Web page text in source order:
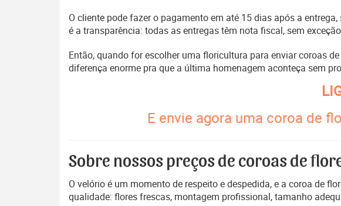
O cliente pode fazer o pagamento em até 15 dias após a
é a transparência: todas as entregas têm nota fiscal, sem
Então, quando for escolher uma floricultura para enviar coroas
diferença enorme pra que a última homenagem aconteça sem
E envie agora uma coroa de
Sobre nossos preços de coroas de
O velório é um momento de respeito e despedida, e a coroa de
qualidade: flores frescas, montagem profissional, tamanho